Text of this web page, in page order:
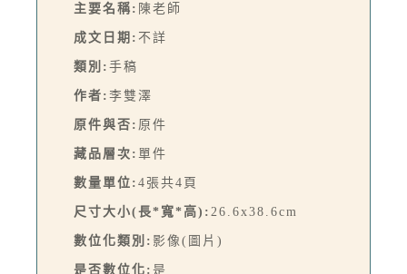
主要名稱: 陳老師
成文日期: 不詳
類別: 手稿
作者: 李雙澤
原件與否: 原件
藏品層次: 單件
數量單位: 4張共4頁
尺寸大小(長*寬*高): 26.6x38.6cm
數位化類別: 影像(圖片)
是否數位化: 是